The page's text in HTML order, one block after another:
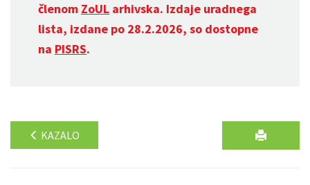
členom ZoUL arhivska. Izdaje uradnega
lista, izdane po 28.2.2026, so dostopne
na PISRS.
KAZALO